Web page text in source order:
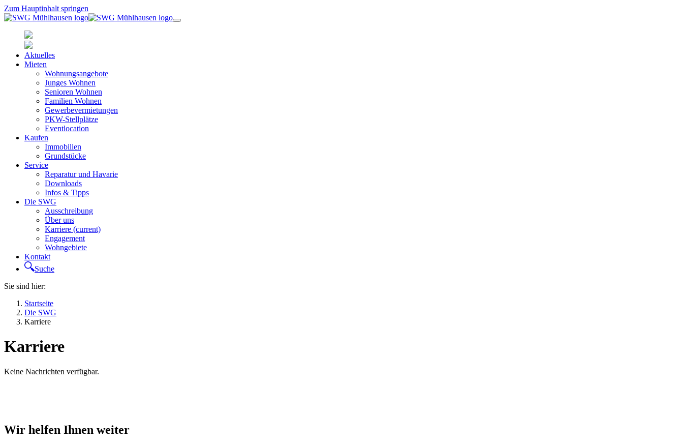
Zum Hauptinhalt springen
Aktuelles
Mieten
Wohnungsangebote
Junges Wohnen
Senioren Wohnen
Familien Wohnen
Gewerbevermietungen
PKW-Stellplätze
Eventlocation
Kaufen
Immobilien
Grundstücke
Service
Reparatur und Havarie
Downloads
Infos & Tipps
Die SWG
Ausschreibung
Über uns
Karriere (current)
Engagement
Wohngebiete
Kontakt
Suche
Sie sind hier:
Startseite
Die SWG
Karriere
Karriere
Keine Nachrichten verfügbar.
Wir helfen Ihnen weiter